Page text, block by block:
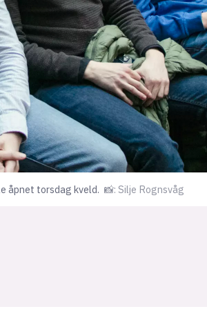
åpnet torsdag kveld. 📸: Silje Rognsvåg